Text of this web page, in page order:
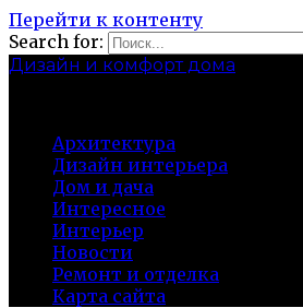
Перейти к контенту
Search for:
Дизайн и комфорт дома
Архитектура
Дизайн интерьера
Дом и дача
Интересное
Интерьер
Новости
Ремонт и отделка
Карта сайта